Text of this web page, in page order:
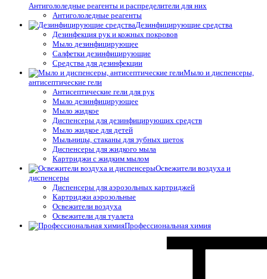
Антигололедные реагенты и распределители для них
Антигололедные реагенты
Дезинфицирующие средства
Дезинфекция рук и кожных покровов
Мыло дезинфицирующее
Салфетки дезинфицирующие
Средства для дезинфекции
Мыло и диспенсеры,
антисептические гели
Антисептические гели для рук
Мыло дезинфицирующее
Мыло жидкое
Диспенсеры для дезинфицирующих средств
Мыло жидкое для детей
Мыльницы, стаканы для зубных щеток
Диспенсеры для жидкого мыла
Картриджи с жидким мылом
Освежители воздуха и
диспенсеры
Диспенсеры для аэрозольных картриджей
Картриджи аэрозольные
Освежители воздуха
Освежители для туалета
Профессиональная химия